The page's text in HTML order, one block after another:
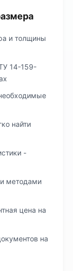
и толщины
14-159-
найти
-
методами
цена на
на